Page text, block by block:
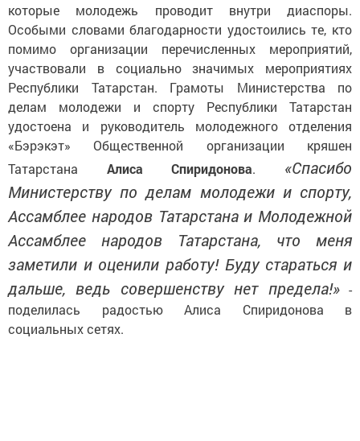
которые молодежь проводит внутри диаспоры.
Особыми словами благодарности удостоились те, кто
помимо организации перечисленных мероприятий,
участвовали в социально значимых мероприятиях
Республики Татарстан. Грамоты Министерства по
делам молодежи и спорту Республики Татарстан
удостоена и руководитель молодежного отделения
«Бэрэкэт» Общественной организации кряшен
Татарстана Алиса Спиридонова. «Спасибо
Министерству по делам молодежи и спорту,
Ассамблее народов Татарстана и Молодежной
Ассамблее народов Татарстана, что меня
заметили и оценили работу! Буду стараться и
дальше, ведь совершенству нет предела!»-
поделилась радостью Алиса Спиридонова в
социальных сетях.